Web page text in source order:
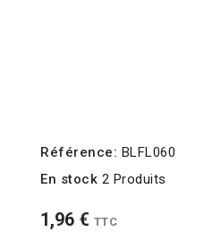
Référence: BLFL060
En stock 2 Produits
1,96 € TTC